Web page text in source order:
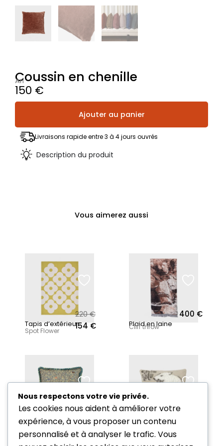
Coussin en chenille
Ari
150 €
quantité
Coussin
en
chenille
Ajouter au panier
Livraisons rapide entre 3 à 4 jours ouvrés
Description du produit
Vous aimerez aussi
Tapis d’extérieur
220€
Le prix initial était : 220 €.
154 €
Le prix actuel est : 154 €.
Spot Flower
Plaid en laine
400 €
Cliff throw
Coussin à
franges
Coussin en laine
Nous respectons votre vie privée.
Les cookies nous aident à améliorer votre
expérience, à vous proposer un contenu
personnalisé et à analyser le trafic. Vous